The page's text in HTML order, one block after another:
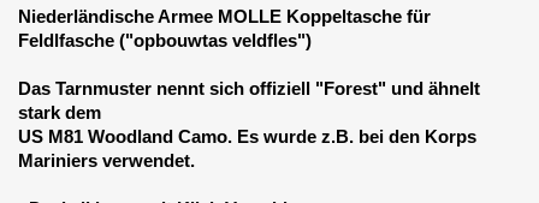
Niederländische Armee MOLLE Koppeltasche für
Feldlfasche ("opbouwtas veldfles")
Das Tarnmuster nennt sich offiziell "Forest" und ähnelt
stark dem
US M81 Woodland Camo. Es wurde z.B. bei den Korps
Mariniers verwendet.